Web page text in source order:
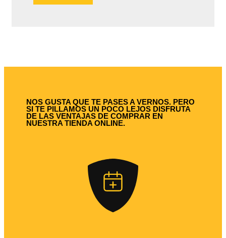
NOS GUSTA QUE TE PASES A VERNOS. PERO
SI TE PILLAMOS UN POCO LEJOS DISFRUTA
DE LAS VENTAJAS DE COMPRAR EN
NUESTRA TIENDA ONLINE.